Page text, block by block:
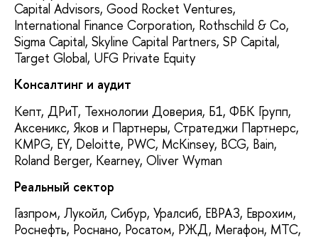
Capital Advisors, Good Rocket Ventures,
International Finance Corporation, Rothschild & Co,
Sigma Capital, Skyline Capital Partners, SP Capital,
Target Global, UFG Private Equity
Консалтинг и аудит
Кепт, ДРиТ, Технологии Доверия, Б1, ФБК Групп,
Аксеникс, Яков и Партнеры, Стратеджи Партнерс,
KMPG, EY, Deloitte, PWC, McKinsey, BCG, Bain,
Roland Berger, Kearney, Oliver Wyman
Реальный сектор
Газпром, Лукойл, Сибур, Уралсиб, ЕВРАЗ, Еврохим,
Роснефть, Роснано, Росатом, РЖД, Мегафон, МТС,